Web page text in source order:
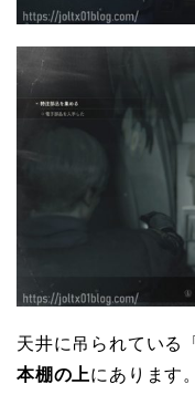
天井に吊られている「
本棚の上にあります。